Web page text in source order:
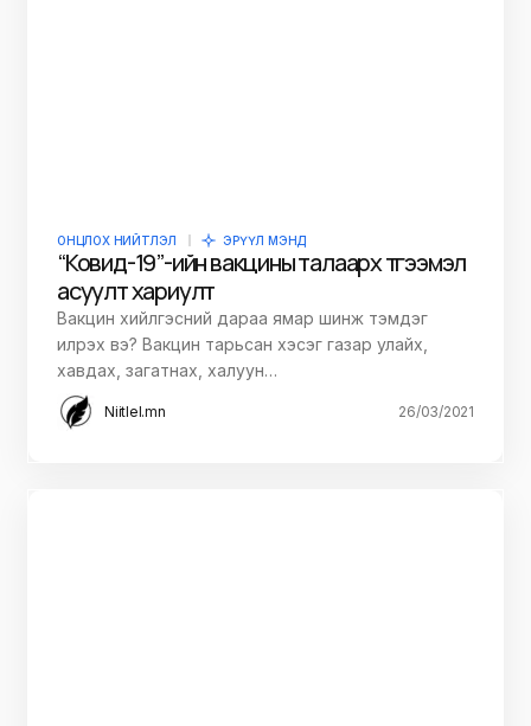
ОНЦЛОХ НИЙТЛЭЛ ЭРҮҮЛ МЭНД
“Ковид-19”-ийн вакцины талаарх түгээмэл
асуулт хариулт
Вакцин хийлгэсний дараа ямар шинж тэмдэг
илрэх вэ? Вакцин тарьсан хэсэг газар улайх,
хавдах, загатнах, халуун…
Niitlel.mn 26/03/2021